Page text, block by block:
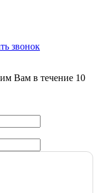
звонок
Вам в течение 10